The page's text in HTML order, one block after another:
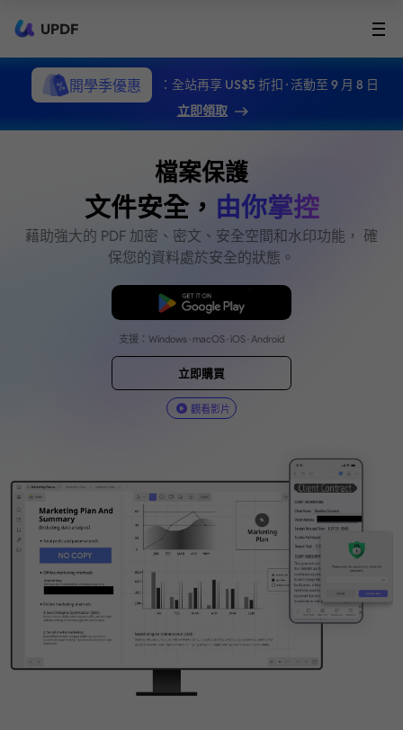
UPDF
開學季優惠
：全站再享 US$5 折扣 · 活動至 9 月 8 日
立即領取
檔案保護
文件安全，由你掌控
藉助強大的 PDF 加密、密文、安全空間和水
保您的資料處於安全的狀態。
免費下載
支援：Windows · macOS · iOS · Android
觀看影片